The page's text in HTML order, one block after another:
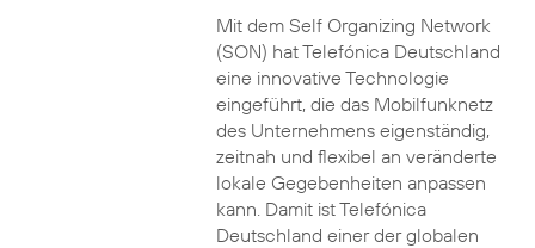
Mit dem Self Organizing Network
(SON) hat Telefónica Deutschland
eine innovative Technologie
eingeführt, die das Mobilfunknetz
des Unternehmens eigenständig,
zeitnah und flexibel an veränderte
lokale Gegebenheiten anpassen
kann. Damit ist Telefónica
Deutschland einer der globalen